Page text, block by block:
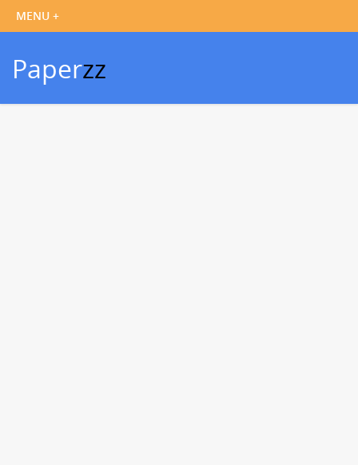
Paperzz